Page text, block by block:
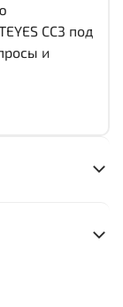
CC3 под
и